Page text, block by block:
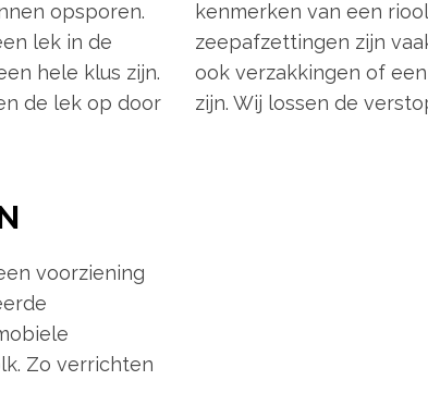
opsporen.
lek in de
hele klus zijn.
de lek op door
kenmerken van een
zeepafzettingen zijn
ook verzakkingen of
zijn. Wij lossen de
voorziening
Zo verrichten